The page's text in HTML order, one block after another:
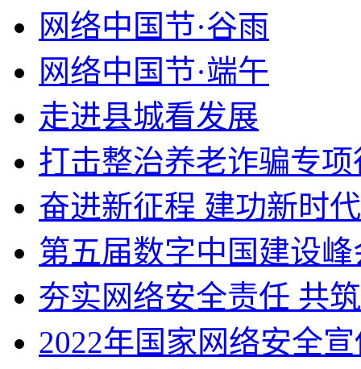
网络中国节·谷雨
网络中国节·端午
走进县城看发展
打击整治养老诈骗专项
奋进新征程 建功新时
第五届数字中国建设峰
夯实网络安全责任 共
2022年国家网络安全